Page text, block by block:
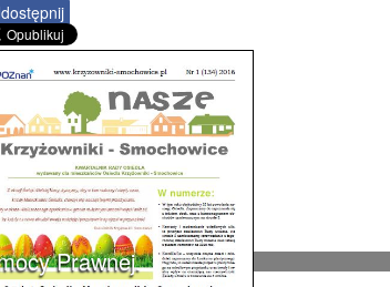
Prawnej.